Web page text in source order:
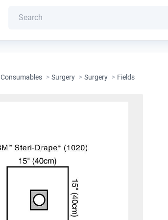
Consumables > Surgery > Surgery > Fields